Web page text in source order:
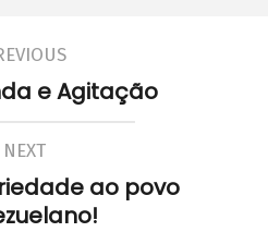
e Agitação
NEXT
ao povo